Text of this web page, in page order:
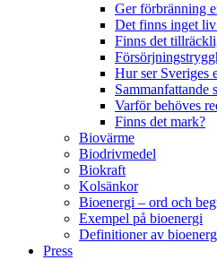
Ger förbränning
Det finns inget
Finns det
Hur ser Sveriges
Sammanfattande
Varför behöves
Finns det mark?
Biovärme
Biodrivmedel
Biokraft
Kolsänkor
Bioenergi – ord och
Exempel på bioenergi
Definitioner av
Press